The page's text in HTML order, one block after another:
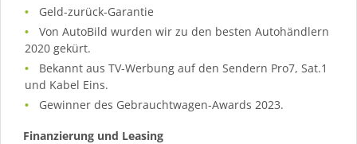
Geld-zurück-Garantie
Von AutoBild wurden wir zu den besten Autohändlern
2020 gekürt.
Bekannt aus TV-Werbung auf den Sendern Pro7, Sat.1
und Kabel Eins.
Gewinner des Gebrauchtwagen-Awards 2023.
Finanzierung und Leasing